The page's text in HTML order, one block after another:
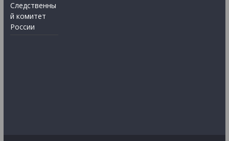
Следственны
й комитет
России